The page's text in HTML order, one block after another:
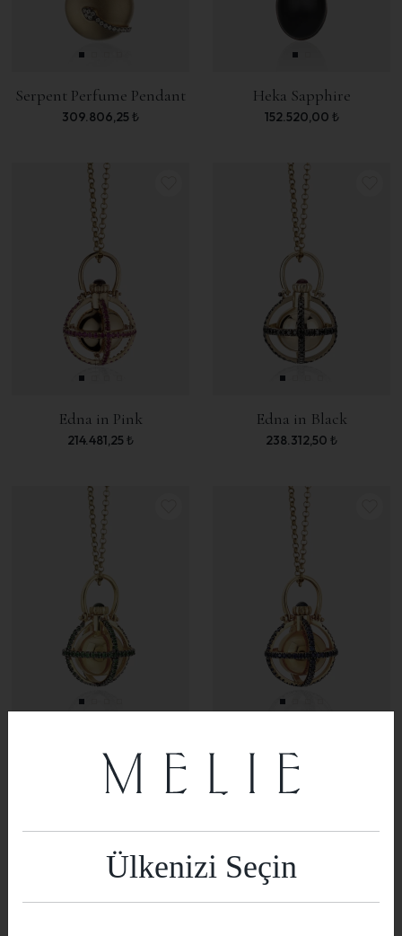
Serpent Perfume Pendant
309.806,25₺
Heka Sapphire
152.520,00 ₺
Edna in Pink
214.481,25₺
Edna in Black
238.312,50 ₺
214.481,25
Ülkenizi Seçin